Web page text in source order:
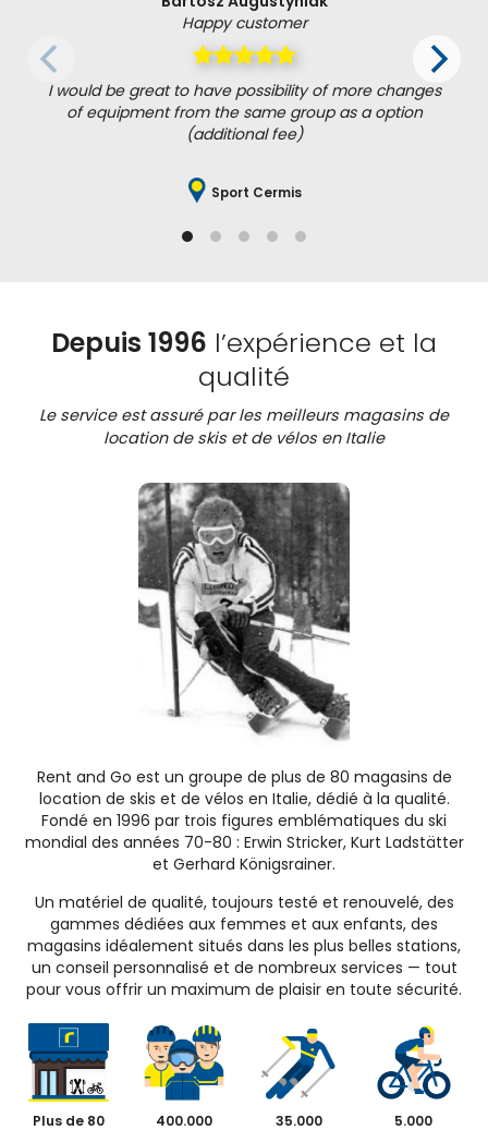
Happy customer
I would be great to have possibility of more changes
of equipment from the same group as a option
(additional fee)
Sport Cermis
Depuis 1996 l’expérience et la
qualité
Le service est assuré par les meilleurs magasins de
location de skis et de vélos en Italie
Rent and Go est un groupe de plus de 80 magasins de
location de skis et de vélos en Italie, dédié à la qualité.
Fondé en 1996 par trois figures emblématiques du ski
mondial des années 70-80 : Erwin Stricker, Kurt Ladstätter
et Gerhard Königsrainer.
Un matériel de qualité, toujours testé et renouvelé, des
gammes dédiées aux femmes et aux enfants, des
magasins idéalement situés dans les plus belles stations,
un conseil personnalisé et de nombreux services — tout
pour vous offrir un maximum de plaisir en toute sécurité.
Plus de 80
400.000
35.000
5.000